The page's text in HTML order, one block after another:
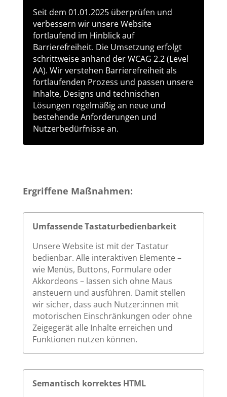
Seit dem 01.01.2025 überprüfen und
verbessern wir unsere Website
fortlaufend im Hinblick auf
Barrierefreiheit. Die Umsetzung erfolgt
schrittweise anhand der WCAG 2.2 (Level
AA). Wir verstehen Barrierefreiheit als
fortlaufenden Prozess und passen unsere
Inhalte, Designs und technischen
Lösungen regelmäßig an neue und
bestehende Anforderungen und
Nutzerbedürfnisse an.
Ergriffene Maßnahmen:
Umfassende Tastaturbedienbarkeit
Unsere Website ist mit der Tastatur
bedienbar. Alle interaktiven Elemente –
wie Menüs, Buttons, Formulare oder
Akkordeons – lassen sich ohne Maus
ansteuern und ausführen. Damit stellen
wir sicher, dass auch Nutzer:innen mit
motorischen Einschränkungen oder ohne
Zeigegerät alle Inhalte erreichen und
Funktionen nutzen können.
Semantisch korrektes HTML